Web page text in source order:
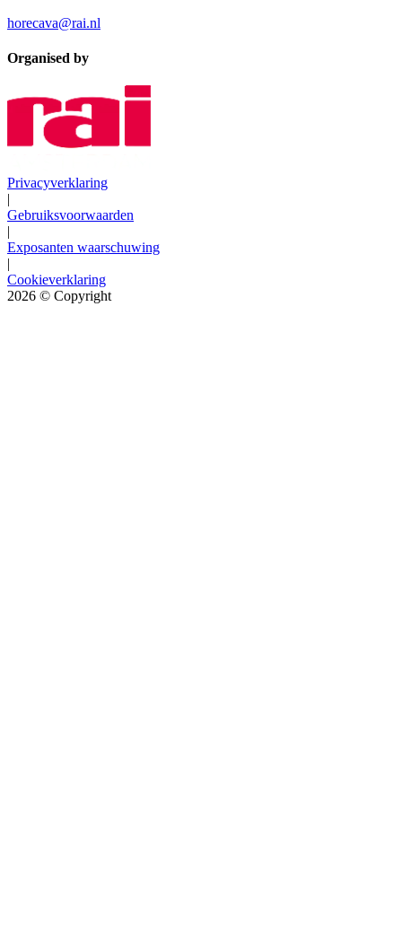
horecava@rai.nl
Organised by
Privacyverklaring
|
Gebruiksvoorwaarden
|
Exposanten waarschuwing
|
Cookieverklaring
2026 © Copyright